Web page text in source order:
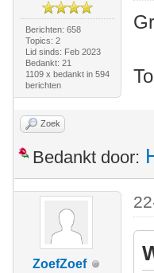
Berichten: 658
Topics: 2
Lid sinds: Feb 2023
Bedankt: 21
1109 x bedankt in 594
berichten
Zoek
Bedankt door:
ZoefZoef